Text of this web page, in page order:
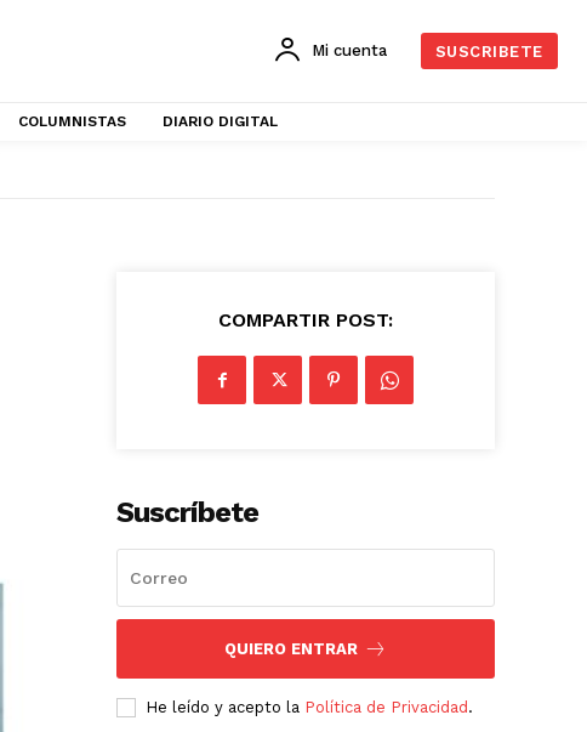
Mi cuenta SUSCRIBETE
COLUMNISTAS DIARIO DIGITAL
COMPARTIR POST:
Suscríbete
QUIERO ENTRAR
He leído y acepto la Política de Privacidad .